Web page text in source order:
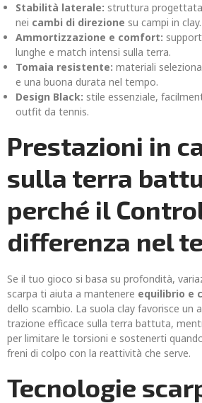
Stabilità laterale: struttura
nei cambi di direzione su campi in clay.
Ammortizzazione e comfort:
lunghe e match intensi sulla terra.
Tomaia resistente: materiali
e una buona durata nel tempo.
Design Black: stile essenziale,
outfit da tennis.
Prestazioni in
sulla terra
perché il
differenza nel
Se il tuo gioco si basa su profondità,
scarpa ti aiuta a mantenere equilibrio e
dello scambio. La suola clay favorisce un
trazione efficace sulla terra battuta,
per limitare le torsioni e sostenerti
freni di colpo con la reattività che serve.
Tecnologie